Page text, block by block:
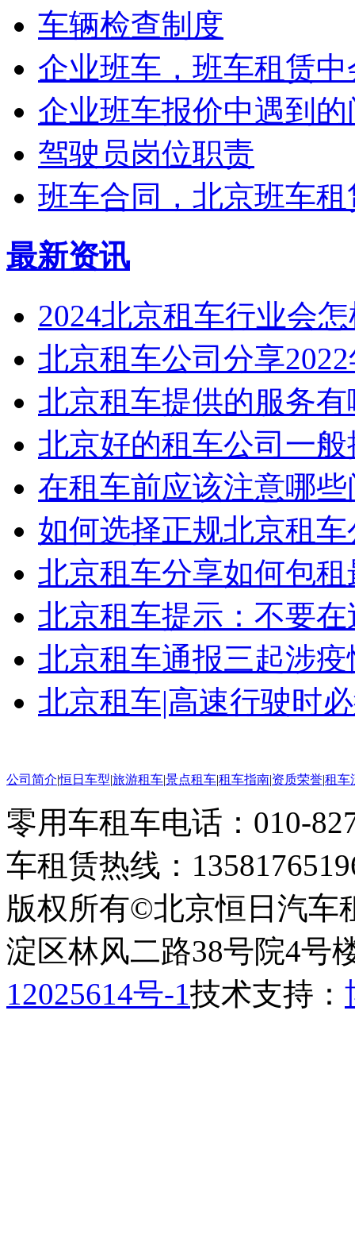
车辆检查制度
企业班车，班车租赁
企业班车报价中遇到的
驾驶员岗位职责
班车合同，北京班车
最新资讯
2024北京租车行业会
北京租车公司分享2022
北京租车提供的服务有
北京好的租车公司一
在租车前应该注意哪
如何选择正规北京租车
北京租车分享如何包
北京租车提示：不要
北京租车通报三起涉
北京租车|高速行驶时
公司简介|恒日车型 旅游租车景点租车租车指南 资质荣誉租车
零用车租车电话：010-
车租赁热线：
版权所有©北京恒日汽车
淀区林风二路38号院4号
12025614号-1技术支持：